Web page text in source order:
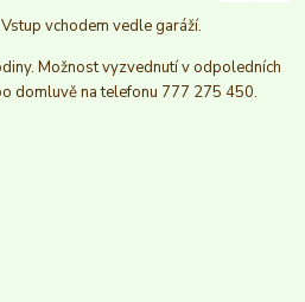
vchodem vedle garáží.
Možnost vyzvednutí v odpoledních
domluvě na telefonu 777 275 450.